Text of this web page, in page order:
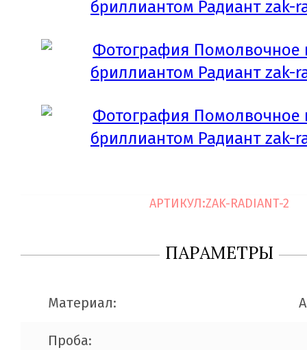
АРТИКУЛ:ZAK-RADIANT-2
ПАРАМЕТРЫ
Материал:
Проба: